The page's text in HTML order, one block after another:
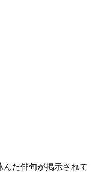
んだ俳句が掲示されて